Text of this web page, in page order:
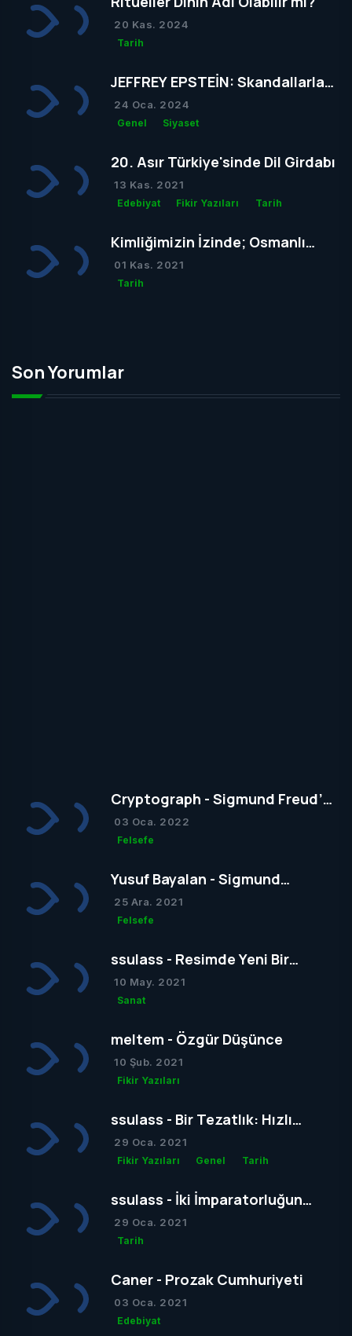
20 Kas. 2024
Tarih
JEFFREY EPSTEİN: Skandallarla
Dolu Bir Hayatın Ardındaki Gizem
24 Oca. 2024
Genel Siyaset
20. Asır Türkiye'sinde Dil Girdabı
13 Kas. 2021
Edebiyat Fikir Yazıları Tarih
Kimliğimizin İzinde; Osmanlı
Mezar Taşları
01 Kas. 2021
Tarih
Son Yorumlar
Cryptograph - Sigmund Freud’un
Yapısal Kuramı
03 Oca. 2022
Felsefe
Yusuf Bayalan - Sigmund
Freud’un Yapısal Kuramı
25 Ara. 2021
Felsefe
ssulass - Resimde Yeni Bir
Dönem mi Yoksa Bir Dönemin
Sonu mu?
10 May. 2021
Sanat
meltem - Özgür Düşünce
10 Şub. 2021
Fikir Yazıları
ssulass - Bir Tezatlık: Hızlı
Yaşam, Yavaş Gelişim
29 Oca. 2021
Fikir Yazıları Genel Tarih
ssulass - İki İmparatorluğun
Çağdaşlığa Giden Yolda
Birbiriyle Olan Gizli Rekabeti
29 Oca. 2021
Tarih
Caner - Prozak Cumhuriyeti
03 Oca. 2021
Edebiyat